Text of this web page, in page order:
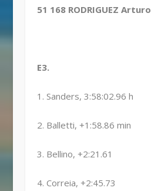
51 168 RODRIGUEZ Arturo
E3.
1. Sanders, 3:58:02.96 h
2. Balletti, +1:58.86 min
3. Bellino, +2:21.61
4. Correia, +2:45.73